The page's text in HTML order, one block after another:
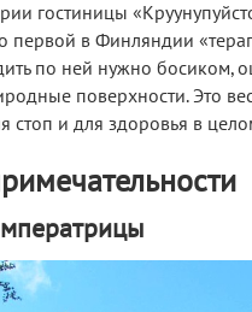
гостиницы
первой в Финляндии
по ней нужно босиком,
поверхности. Это
стоп и для здоровья в